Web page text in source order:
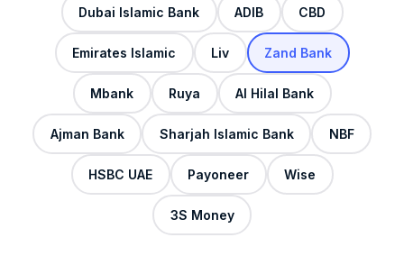
Dubai Islamic Bank ADIB CBD
Emirates Islamic Liv Zand Bank
Mbank Ruya Al Hilal Bank
Ajman Bank Sharjah Islamic Bank NBF
HSBC UAE Payoneer Wise
3S Money